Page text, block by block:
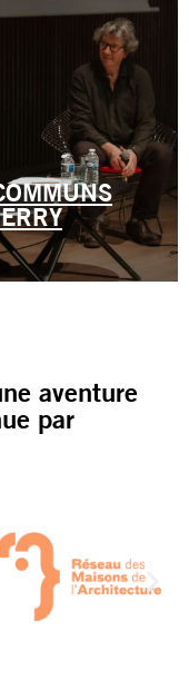
aventure
par